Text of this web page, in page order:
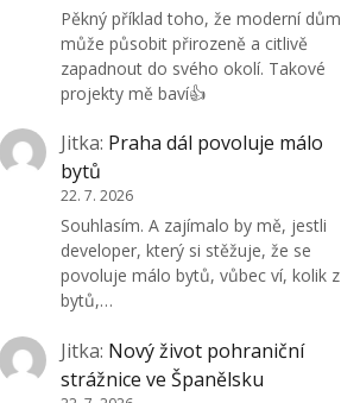
Pěkný příklad toho, že moderní dům
může působit přirozeně a citlivě
zapadnout do svého okolí. Takové
projekty mě baví👍
Jitka: Praha dál povoluje málo
bytů
22. 7. 2026
Souhlasím. A zajímalo by mě, jestli
developer, který si stěžuje, že se
povoluje málo bytů, vůbec ví, kolik z
bytů,…
Jitka: Nový život pohraniční
strážnice ve Španělsku